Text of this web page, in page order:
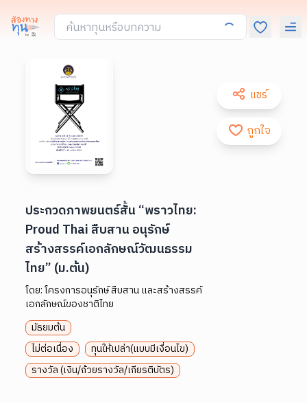
แชร์
ถูกใจ
ประกวดภาพยนตร์สั้น “พราวไทย:
Proud Thai สืบสาน อนุรักษ์
สร้างสรรค์เอกลักษณ์วัฒนธรรม
ไทย” (ม.ต้น)
โดย:โครงการอนุรักษ์ สืบสาน และสร้างสรรค์
เอกลักษณ์ของชาติไทย
มัธยมต้น
ไม่ต่อเนื่อง
ทุนให้เปล่า(แบบมีเงื่อนไข)
รางวัล (เงิน/ถ้วยรางวัล/เกียรติบัตร)